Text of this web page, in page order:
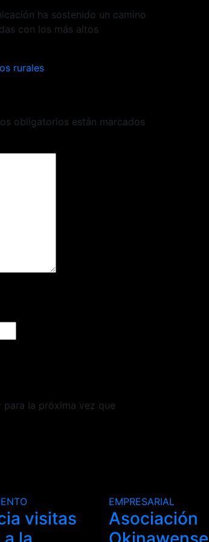
ha sostenido un camino
con los más altos
rurales
obligatorios están marcados
la próxima vez que
visitas
EMPRESARIAL
Asociación